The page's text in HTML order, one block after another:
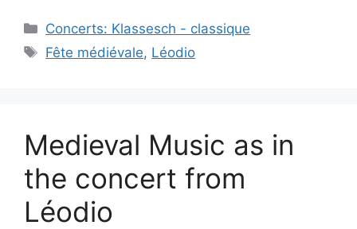
Catégories
Concerts: Klassesch - classique
Étiquettes
Fête médiévale, Léodio
Medieval Music as in
the concert from
Léodio